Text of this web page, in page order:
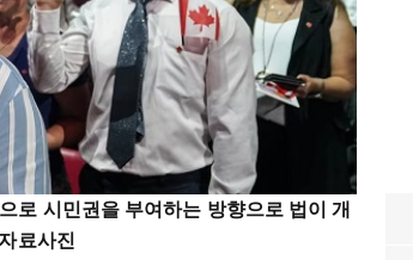
로 시민권을 부여하는 방향으로 법이 개
료사진